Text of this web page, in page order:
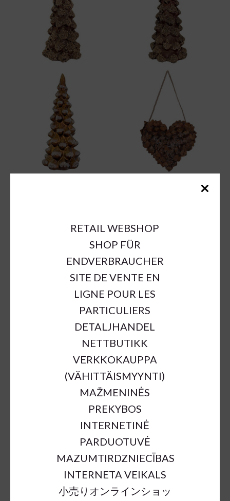
RETAIL WEBSHOP
SHOP FÜR
ENDVERBRAUCHER
SITE DE VENTE EN
LIGNE POUR LES
PARTICULIERS
DETALJHANDEL
NETTBUTIKK
VERKKOKAUPPA
(VÄHITTÄISMYYNTI)
MAŽMENINĖS
PREKYBOS
INTERNETINĖ
PARDUOTUVĖ
MAZUMTIRDZNIECĪBAS
INTERNETA VEIKALS
小売りオンラインショッ